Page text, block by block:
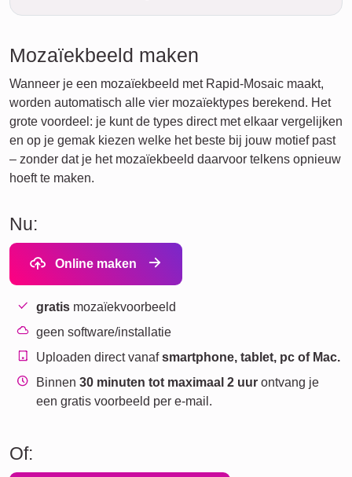
Mozaïekbeeld maken
Wanneer je een mozaïekbeeld met Rapid-Mosaic maakt,
worden automatisch alle vier mozaïektypes berekend. Het
grote voordeel: je kunt de types direct met elkaar vergelijken
en op je gemak kiezen welke het beste bij jouw motief past
– zonder dat je het mozaïekbeeld daarvoor telkens opnieuw
hoeft te maken.
Nu:
Online maken
gratis mozaïekvoorbeeld
geen software/installatie
Uploaden direct vanafsmartphone, tablet, pc of Mac.
Binnen30 minuten tot maximaal 2 uur ontvang je
een gratis voorbeeld per e-mail.
Of: